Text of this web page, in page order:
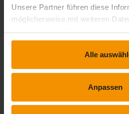
Unsere Partner führen diese
möglicherweise mit weiteren
Nutzung der Dienste gesammelt
Alle
Anpassen
Rezensionen
star_border